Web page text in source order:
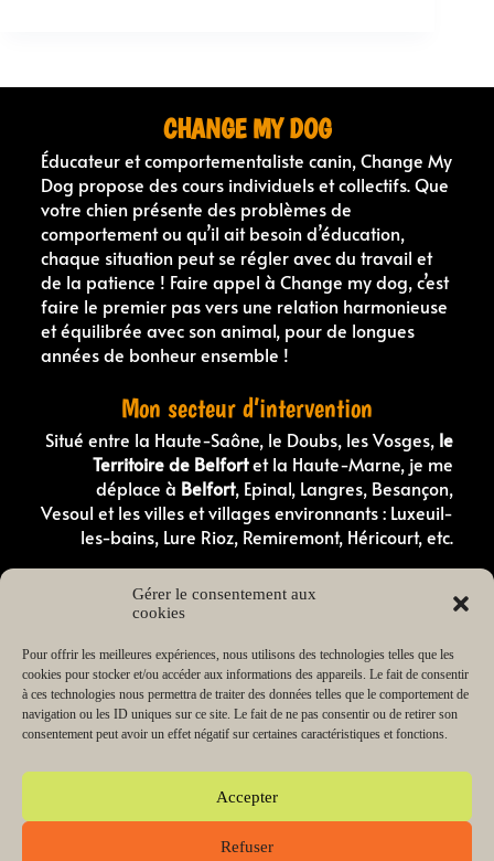
Gérer le consentement aux
cookies
Pour offrir les meilleures expériences, nous utilisons des technologies telles que les
cookies pour stocker et/ou accéder aux informations des appareils. Le fait de consentir
à ces technologies nous permettra de traiter des données telles que le comportement de
navigation ou les ID uniques sur ce site. Le fait de ne pas consentir ou de retirer son
consentement peut avoir un effet négatif sur certaines caractéristiques et fonctions.
Accepter
Refuser
CHANGE MY DOG
Éducateur et comportementaliste canin, Change My
Dog propose des cours individuels et collectifs. Que
votre chien présente des problèmes de
comportement ou qu’il ait besoin d’éducation,
chaque situation peut se régler avec du travail et
de la patience ! Faire appel à Change my dog, c’est
faire le premier pas vers une relation harmonieuse
et équilibrée avec son animal, pour de longues
années de bonheur ensemble !
Mon secteur d’intervention
Situé entre la Haute-Saône, le Doubs, les Vosges, le
Territoire de Belfortet la Haute-Marne, je me
déplace à Belfort, Epinal, Langres, Besançon,
Vesoul et les villes et villages environnants : Luxeuil-
les-bains, Lure Rioz, Remiremont, Héricourt, etc.
Comportementaliste canin en Haute-Saone
Comportementaliste canin dans les Vosges
Éducateur canin dans le Doubs
Éducateur canin dans le Territoire de Belfort
Éducateur canin en Haute-Marne
Éducateur de chiot en Haute-Saône
Éducateur de chiot dans les Vosges
Lecteur
audio
Copyright © 2026 Change my dog Educateur et